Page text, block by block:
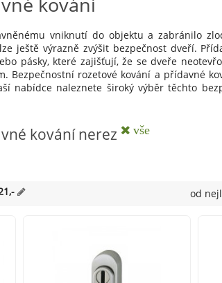
vniknutí do objektu a zabránilo
lze ještě výrazně zvýšit bezpečnost dveří.
pásky, které zajišťují, že se dveře
rozetové kování a přídavné
nabídce naleznete široký výběr těchto
kování nerez vše
od